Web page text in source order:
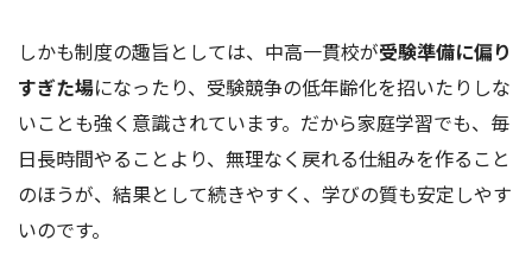
しかも制度の趣旨としては、中高一貫校が受験準備に偏り
すぎた場になったり、受験競争の低年齢化を招いたりしな
いことも強く意識されています。だから家庭学習でも、毎
日長時間やることより、無理なく戻れる仕組みを作ること
のほうが、結果として続きやすく、学びの質も安定しやす
いのです。